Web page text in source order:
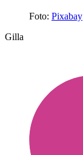
Foto: Pixabay
Gilla